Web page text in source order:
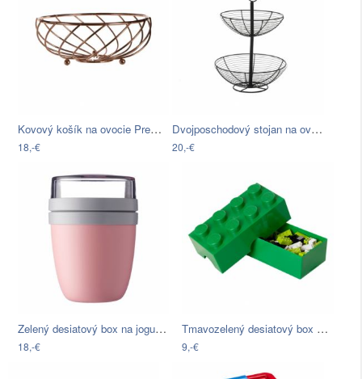
Kovový košík na ovocie Premier…
18,-€
Dvojposchodový stojan na ovocie Unimasa…
20,-€
Zelený desiatový box na jogurt Rosti…
18,-€
Tmavozelený desiatový box LEGO®
9,-€